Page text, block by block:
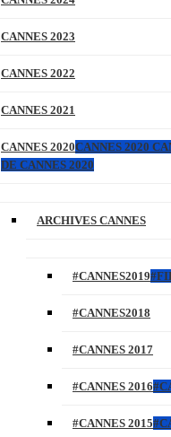
CANNES 2023
CANNES 2022
CANNES 2021
CANNES 2020CANNES 2020
DE CANNES 2020
ARCHIVES CANNES
#CANNES2019
#CANNES2018
#CANNES 2017
#CANNES 2016
#CANNES 2015